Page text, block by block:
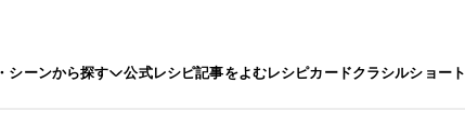
シーンから探す 公式レシピ記事をよむレシピカードクラシルショート